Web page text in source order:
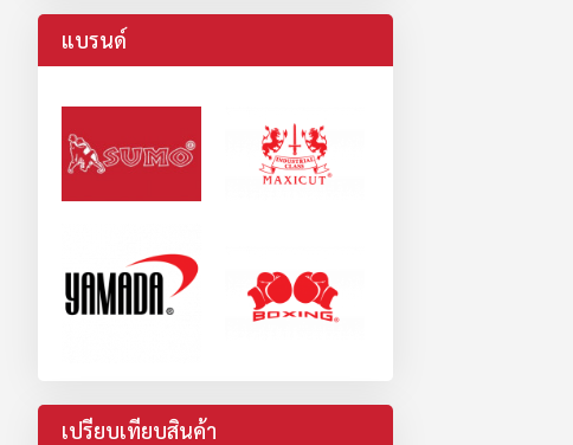
แบรนด์
เปรียบเทียบสินค้า